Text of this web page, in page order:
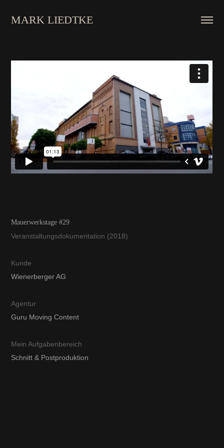
MARK LIEDTKE
Mauerwerkstage #29
Veranstaltungsdokumentation (2018)
Kunde
Wienerberger AG
Agentur
Guru Moving Content
Mein Aufgabenbereich
Schnitt & Postproduktion